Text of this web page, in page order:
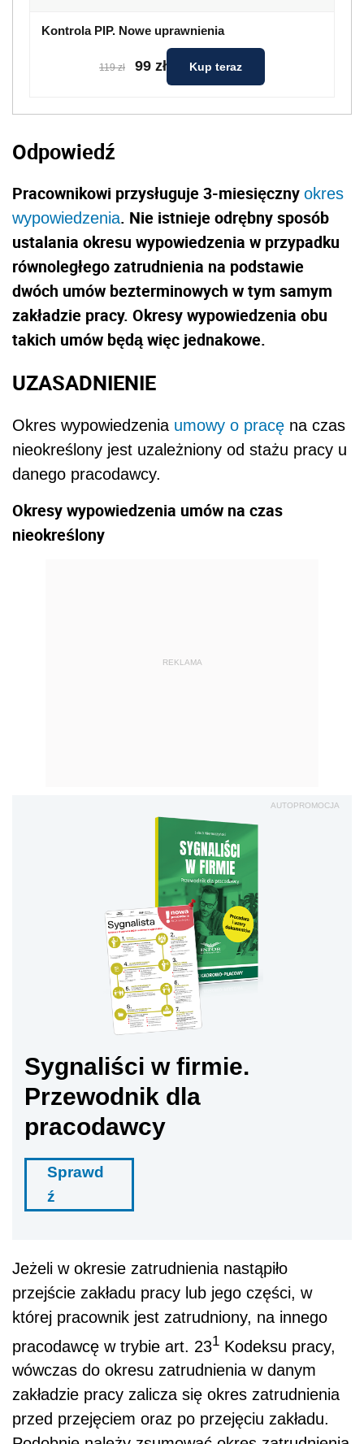
Kontrola PIP. Nowe uprawnienia
119 zł 99 zł Kup teraz
Odpowiedź
Pracownikowi przysługuje 3-miesięczny okres
wypowiedzenia. Nie istnieje odrębny sposób
ustalania okresu wypowiedzenia w przypadku
równoległego zatrudnienia na podstawie
dwóch umów bezterminowych w tym samym
zakładzie pracy. Okresy wypowiedzenia obu
takich umów będą więc jednakowe.
UZASADNIENIE
Okres wypowiedzenia umowy o pracę na czas
nieokreślony jest uzależniony od stażu pracy u
danego pracodawcy.
Okresy wypowiedzenia umów na czas
nieokreślony
REKLAMA
AUTOPROMOCJA
Sygnaliści w firmie.
Przewodnik dla
pracodawcy
Sprawd
ź
Jeżeli w okresie zatrudnienia nastąpiło
przejście zakładu pracy lub jego części, w
której pracownik jest zatrudniony, na innego
pracodawcę w trybie art. 231 Kodeksu pracy,
wówczas do okresu zatrudnienia w danym
zakładzie pracy zalicza się okres zatrudnienia
przed przejęciem oraz po przejęciu zakładu.